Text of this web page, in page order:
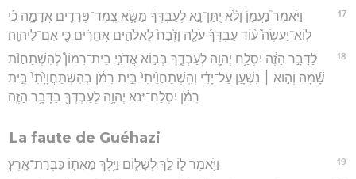
17
וַיֹּאמֶר֮ נַעֲמָן֒ וָלֹ֕א יֻתַּן־נָ֣א לְעַבְדְּךָ֔ מַשָּׂ֥א צֶֽמֶד־פְּרָדִ֖ים אֲדָמָ֑ה כִּ֡י
לֽוֹא־יַעֲשֶׂה֩ ע֨וֹד עַבְדְּךָ֜ עֹלָ֤ה וָזֶ֙בַח֙ לֵאלֹהִ֣ים אֲחֵרִ֔ים כִּ֖י אִם־לַיהוָֽה׃
18
לַדָּבָ֣ר הַזֶּ֔ה יִסְלַ֥ח יְהוָ֖ה לְעַבְדֶּ֑ךָ בְּב֣וֹא אֲדֹנִ֣י בֵית־רִמּוֹן֩ לְהִשְׁתַּחֲוֺ֨ת
שָׁ֜מָּה וְה֣וּא ׀ נִשְׁעָ֣ן עַל־יָדִ֗י וְהִֽשְׁתַּחֲוֵ֙יתִי֙ בֵּ֣ית רִמֹּ֔ן בְּהִשְׁתַּחֲוָיָ֙תִי֙ בֵּ֣ית
רִמֹּ֔ן יִסְלַח־*נא יְהוָ֥ה לְעַבְדְּךָ֖ בַּדָּבָ֥ר הַזֶּֽה׃
La faute de Guéhazi
19 וַיֹּ֥אמֶר ל֖וֹ לֵ֣ךְ לְשָׁל֑וֹם וַיֵּ֥לֶךְ מֵאִתּ֖וֹ כִּבְרַת־אָֽרֶץ׃